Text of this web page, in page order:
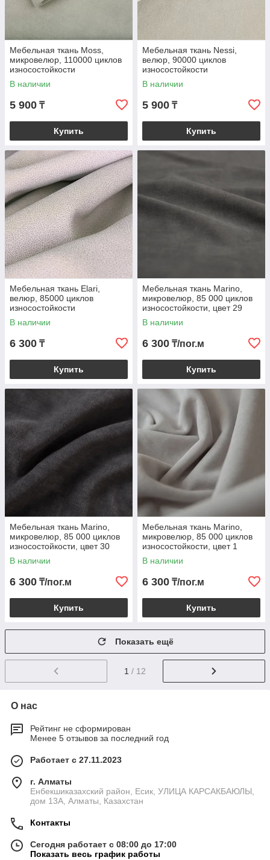
Мебельная ткань Moss,
микровелюр, 110000 циклов
износостойкости
В наличии
5 900 ₸
Купить
Мебельная ткань Nessi,
велюр, 90000 циклов
износостойкости
В наличии
5 900 ₸
Купить
Мебельная ткань Elari,
велюр, 85000 циклов
износостойкости
В наличии
6 300 ₸
Купить
Мебельная ткань Marino,
микровелюр, 85 000 циклов
износостойкости, цвет 29
В наличии
6 300 ₸/пог.м
Купить
Мебельная ткань Marino,
микровелюр, 85 000 циклов
износостойкости, цвет 30
В наличии
6 300 ₸/пог.м
Купить
Мебельная ткань Marino,
микровелюр, 85 000 циклов
износостойкости, цвет 1
В наличии
6 300 ₸/пог.м
Купить
Показать ещё
1 / 12
О нас
Рейтинг не сформирован
Менее 5 отзывов за последний год
Работает с 27.11.2023
г. Алматы
Енбекшиказахский район, Есик, УЛИЦА КАРСАКБАЮЛЫ,
дом 13А, Алматы, Казахстан
Контакты
Сегодня работает с 08:00 до 17:00
Показать весь график работы